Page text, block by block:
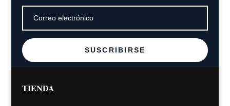
SUSCRIBIRSE
TIENDA